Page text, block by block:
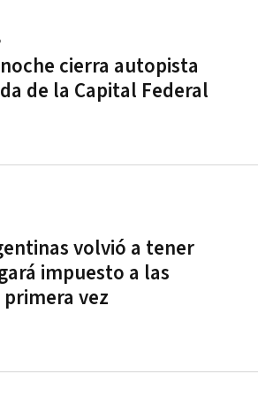
cierra autopista
de la Capital Federal
volvió a tener
impuesto a las
vez